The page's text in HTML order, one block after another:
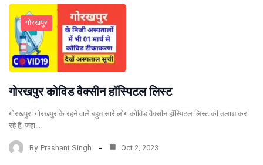
गोरखपुर
गोरखपुर कोविड वैक्सीन हॉस्पिटल लिस्ट
गोरखपुर: गोरखपुर के रहने वाले बहुत सारे लोग कोविड वैक्सीन हॉस्पिटल लिस्ट की तलाश कर
रहे हैं, जहा…
By Prashant Singh Oct 2, 2023